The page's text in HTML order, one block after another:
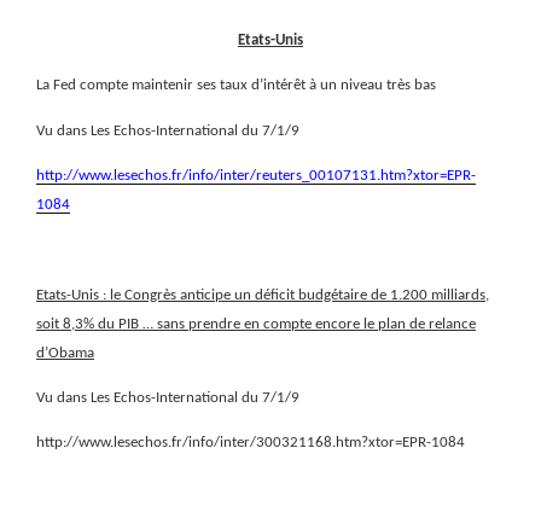
Etats-Unis
La Fed compte maintenir ses taux d’intérêt à un niveau très bas
Vu dans Les Echos-International du 7/1/9
http://www.lesechos.fr/info/inter/reuters_00107131.htm?xtor=EPR-
1084
Etats-Unis : le Congrès anticipe un déficit budgétaire de 1.200 milliards,
soit 8,3% du PIB … sans prendre en compte encore le plan de relance
d’Obama
Vu dans Les Echos-International du 7/1/9
http://www.lesechos.fr/info/inter/300321168.htm?xtor=EPR-1084